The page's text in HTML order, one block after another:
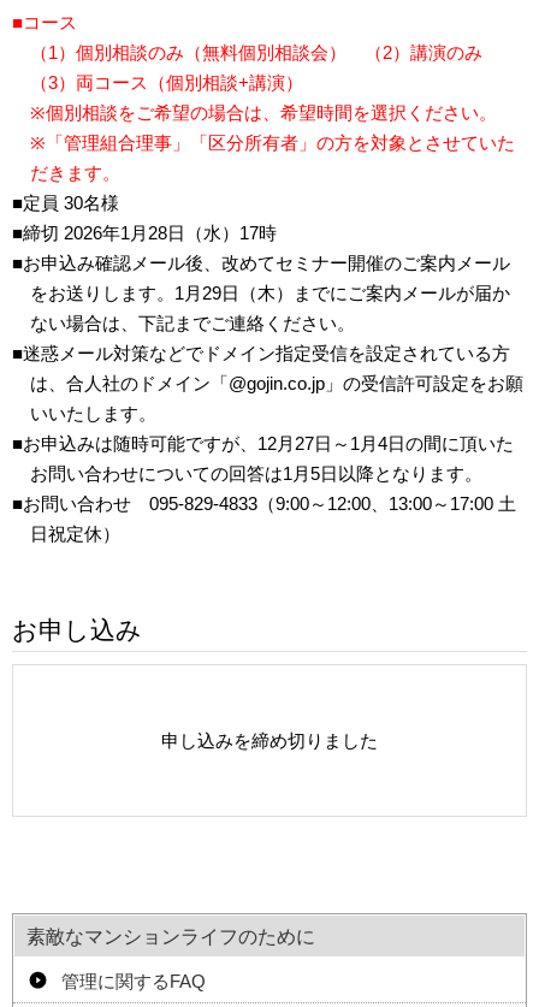
■コース
（1）個別相談のみ（無料個別相談会） （2）講演のみ
（3）両コース（個別相談+講演）
※個別相談をご希望の場合は、希望時間を選択ください。
※「管理組合理事」「区分所有者」の方を対象とさせていた
だきます。
■定員 30名様
■締切 2026年1月28日（水）17時
■お申込み確認メール後、改めてセミナー開催のご案内メール
をお送りします。1月29日（木）までにご案内メールが届か
ない場合は、下記までご連絡ください。
■迷惑メール対策などでドメイン指定受信を設定されている方
は、合人社のドメイン「@gojin.co.jp」の受信許可設定をお願
いいたします。
■お申込みは随時可能ですが、12月27日～1月4日の間に頂いた
お問い合わせについての回答は1月5日以降となります。
■お問い合わせ 095-829-4833（9:00～12:00、13:00～17:00 土
日祝定休）
お申し込み
申し込みを締め切りました
素敵なマンションライフのために
管理に関するFAQ